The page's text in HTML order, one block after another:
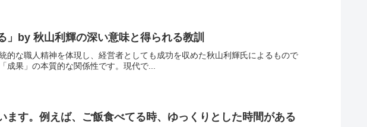
」by 秋山利輝の深い意味と得られる教訓
な職人精神を体現し、経営者としても成功を収めた秋山利輝氏によるもので
果」の本質的な関係性です。現代で...
ます。例えば、ご飯食べてる時、ゆっくりとした時間がある